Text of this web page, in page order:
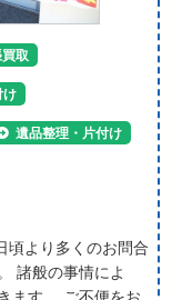
取
け
遺品整理・片付け
頃より多くのお問合
諸般の事情によ